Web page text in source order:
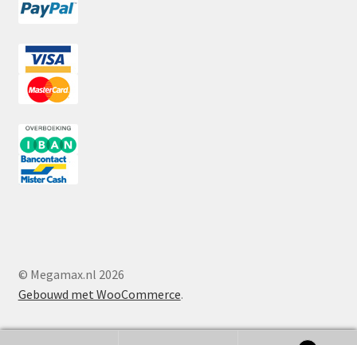
© Megamax.nl 2026
Gebouwd met WooCommerce.